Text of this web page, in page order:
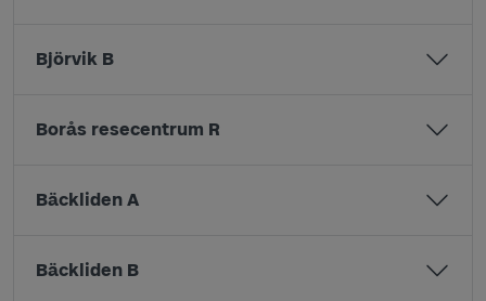
Björvik B
Borås resecentrum R
Bäckliden A
Bäckliden B